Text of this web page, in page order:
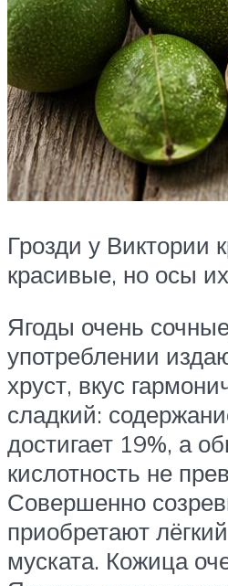
Грозди у Виктории
красивые, но осы
Ягоды очень
употреблении
хруст, вкус
сладкий:
достигает 19%, а
кислотность не
Совершенно
приобретают
муската. Кожица